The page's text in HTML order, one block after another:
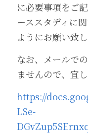
に必要事項をご
ーススタディに
ようにお願い致し
なお、メールで
ませんので、宜
https://
LSe-